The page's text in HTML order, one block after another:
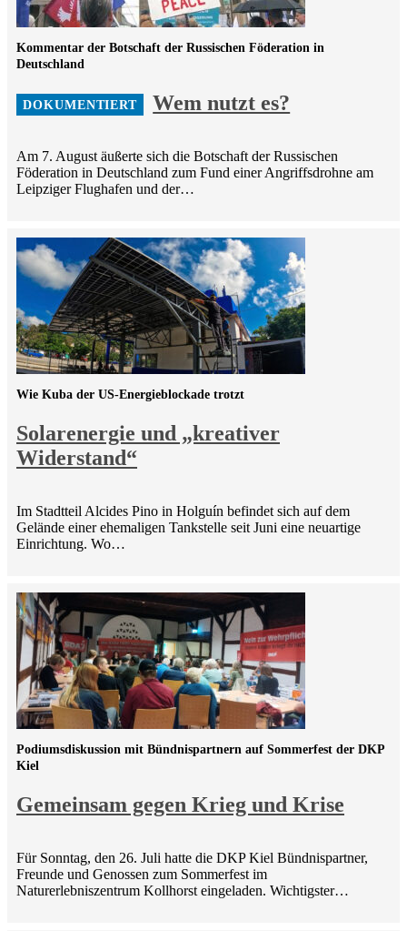
Wem nutzt es?
Kommentar der Botschaft der Russischen Föderation in
Deutschland
Am 7. August äußerte sich die Botschaft der Russischen
Föderation in Deutschland zum Fund einer Angriffsdrohne am
Leipziger Flughafen und der…
Solarenergie und „kreativer
Widerstand“
Wie Kuba der US-Energieblockade trotzt
Im Stadtteil Alcides Pino in Holguín befindet sich auf dem
Gelände einer ehemaligen Tankstelle seit Juni eine neuartige
Einrichtung. Wo…
Gemeinsam gegen Krieg und Krise
Podiumsdiskussion mit Bündnispartnern auf Sommerfest der DKP
Kiel
Für Sonntag, den 26. Juli hatte die DKP Kiel Bündnispartner,
Freunde und Genossen zum Sommerfest im
Naturerlebniszentrum Kollhorst eingeladen. Wichtigster…